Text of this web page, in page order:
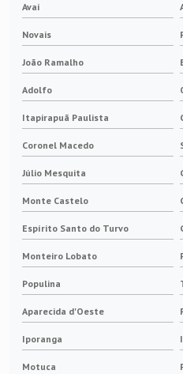
Avaí
Novais
João Ramalho
Adolfo
Itapirapuã Paulista
Coronel Macedo
Júlio Mesquita
Monte Castelo
Espírito Santo do Turvo
Monteiro Lobato
Populina
Aparecida d'Oeste
Iporanga
Motuca